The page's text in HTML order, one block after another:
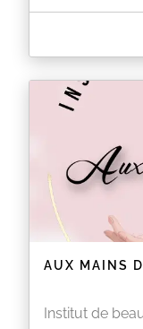
A PROPOS DE
Institut de
Forfait épilation
Au delà
attention les
AUX MAINS
Institut de